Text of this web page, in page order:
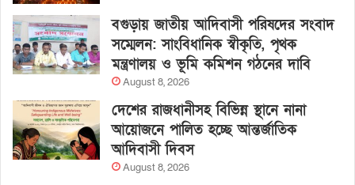
বগুড়ায় জাতীয় আদিবাসী পরিষদের সংবাদ
সম্মেলন: সাংবিধানিক স্বীকৃতি, পৃথক
মন্ত্রণালয় ও ভূমি কমিশন গঠনের দাবি
August 8, 2026
দেশের রাজধানীসহ বিভিন্ন স্থানে নানা
আয়োজনে পালিত হচ্ছে আন্তর্জাতিক
আদিবাসী দিবস
August 8, 2026